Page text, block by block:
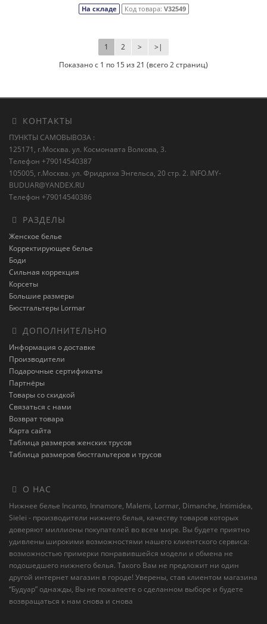
На складе Код товара: V32549
1 2 > >|
Показано с 1 по 15 из 21 (всего 2 страниц)
КОНТАКТЫ
ПУНКТЫ САМОВЫВОЗА :
125171, г.Москва. ул. Космонавта Волкова, 3.
Телефон +79014540387
105005, г.Москва. ул. Фридриха Энгельса, 20 стр. 2. INFO.MY-
BUDUAR@YANDEX.RU
Телефон +79014540386
РАЗДЕЛЫ
Женское белье
Корректирующее белье
Боди
Сильная коррекция
Корсеты
Большие размеры
Бюстгальтеры Lormar
ДОПОЛНИТЕЛЬНО
Информация о доставке
Производители
Подарочные сертификаты
Партнёры
Товары со скидкой
Связаться с нами
Возврат товара
Карта сайта
Таблица размеров женских трусов
Таблица размеров бюстгальтеров и трусов
О НАС
Нижнее белье Incanto, Innamore, Malemi, Lormar, Dimanche, Intimidea,
Sielei - производители нижнего белья, качеству товаров которых
доверяют миллионы покупателей во всем мире. Вы будете приятно
удивлены широкими возможностями нашего клиентского сервиса:
возможностью примерки понравившейся модели и обмена не
подошедшего нижнего белья. Такого Вам не предложит ни один
другой интернет магазин в городе! Уверены, став клиентом магазина
“Будуар” однажды, Вы не пожалеете о сделанном выборе и будете
возвращаться к нам снова и снова